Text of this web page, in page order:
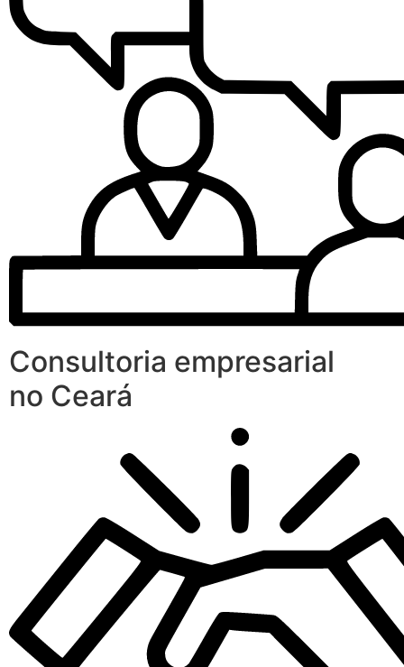
Consultoria empresarial
no Ceará